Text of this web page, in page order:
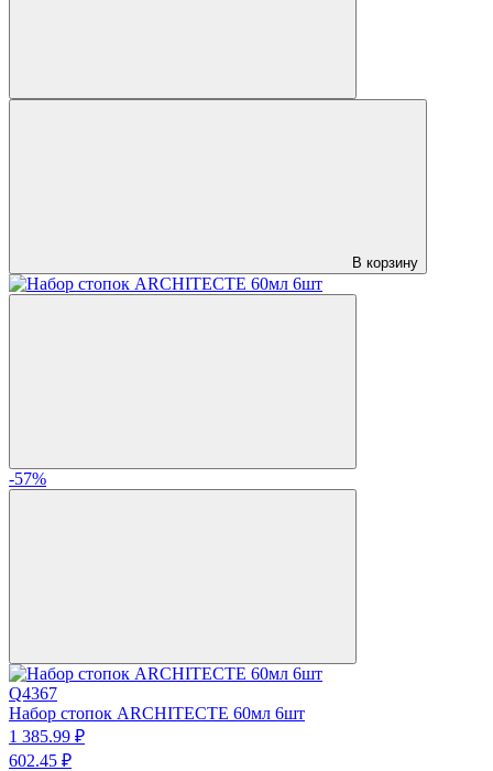
В корзину
-57%
Q4367
Набор стопок ARCHITECTE 60мл 6шт
1 385.99 ₽
602.45 ₽